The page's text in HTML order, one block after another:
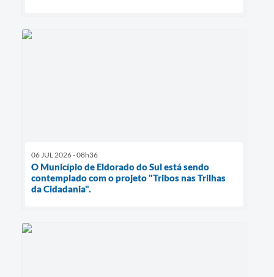
06 JUL 2026 - 08h36
O Município de Eldorado do Sul está sendo
contemplado com o projeto "Tribos nas Trilhas
da Cidadania".